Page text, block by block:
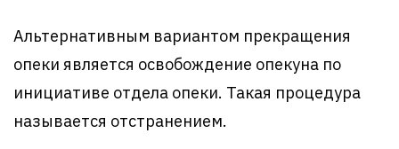
Альтернативным вариантом прекращения
опеки является освобождение опекуна по
инициативе отдела опеки. Такая процедура
называется отстранением.